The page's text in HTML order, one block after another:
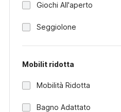
Giochi All'aperto
Seggiolone
Mobilit ridotta
Mobilità Ridotta
Bagno Adattato